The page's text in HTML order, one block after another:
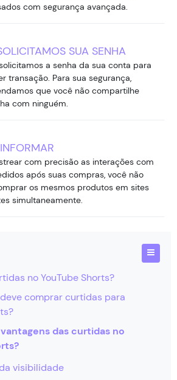
com segurança avançada.
SUA SENHA
a senha da sua conta para
transação. Para sua segurança,
que você não compartilhe
com ninguém.
com precisão as interações com
após suas compras, você não
os mesmos produtos em sites
simultaneamente.
no YouTube Shorts?
comprar curtidas para
das curtidas no
visibilidade